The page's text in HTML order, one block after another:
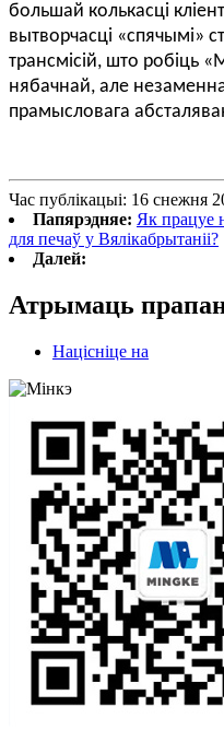
большай колькасці
вытворчасці «спячымі»
трансмісій, што робіць
нябачнай, але
прамысловага
Час публікацыі: 16 снежня
Папярэдняе: Як працуе
для печаў у Вялікабрытаніі?
Далей:
Атрымаць
Націсніце на